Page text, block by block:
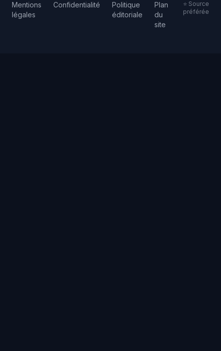
Mentions
légales
Confidentialité
Politique
éditoriale
Plan
du
site
⭐ Source
préférée